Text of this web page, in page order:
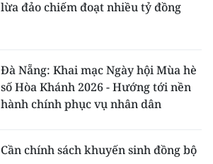
lừa đảo chiếm đoạt nhiều tỷ đồng
Đà Nẵng: Khai mạc Ngày hội Mùa hè
số Hòa Khánh 2026 - Hướng tới nền
hành chính phục vụ nhân dân
Cần chính sách khuyến sinh đồng bộ